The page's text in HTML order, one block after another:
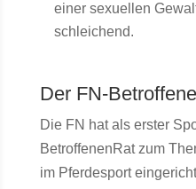
einer sexuellen
schleichend.
Der FN-
Die FN hat als erster
BetroffenenRat zum
im Pferdesport